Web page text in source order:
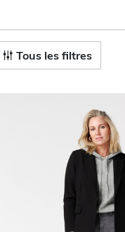
Tous les filtres